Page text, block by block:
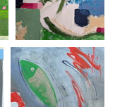
Garten, am
Morgrn 50x60